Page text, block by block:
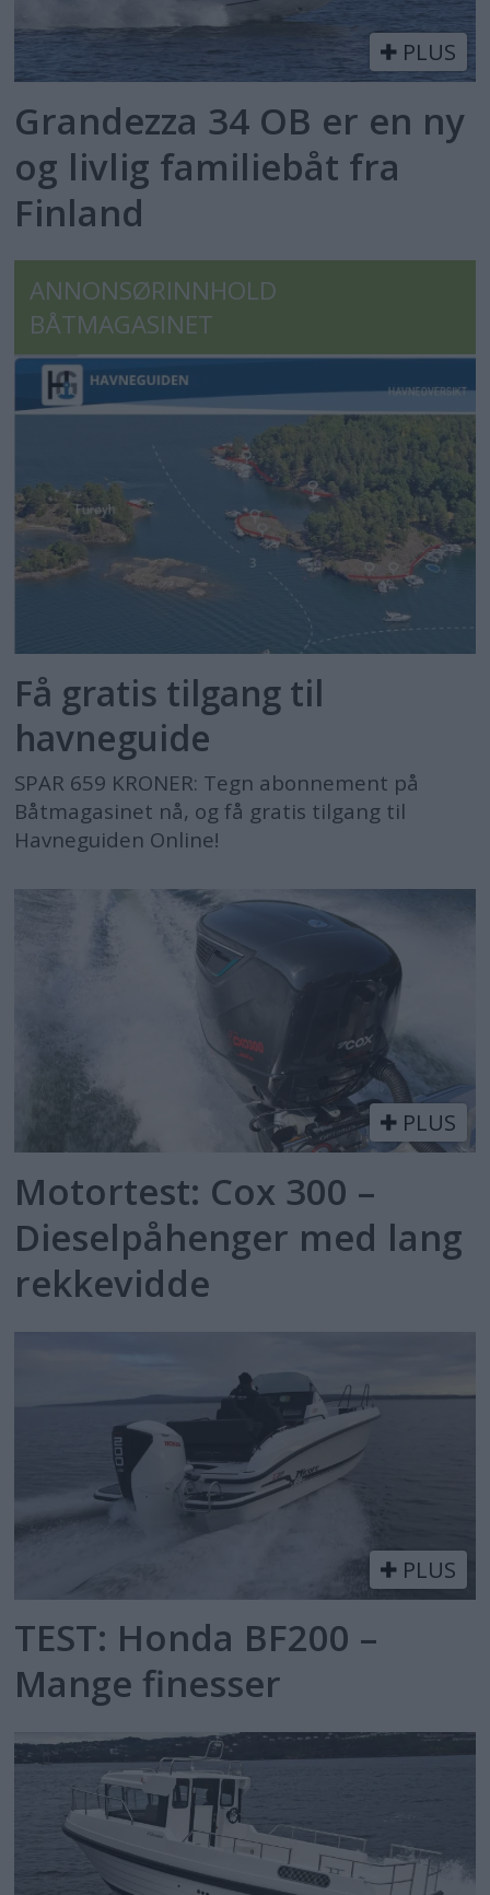
PLUS
Grandezza 34 OB er en ny
og livlig familiebåt fra
Finland
ANNONSØRINNHOLD
BÅTMAGASINET
Få gratis tilgang til
havneguide
SPAR 659 KRONER: Tegn abonnement på
Båtmagasinet nå, og få gratis tilgang til
Havneguiden Online!
PLUS
Motortest: Cox 300 –
Dieselpåhenger med lang
rekkevidde
PLUS
TEST: Honda BF200 –
Mange finesser